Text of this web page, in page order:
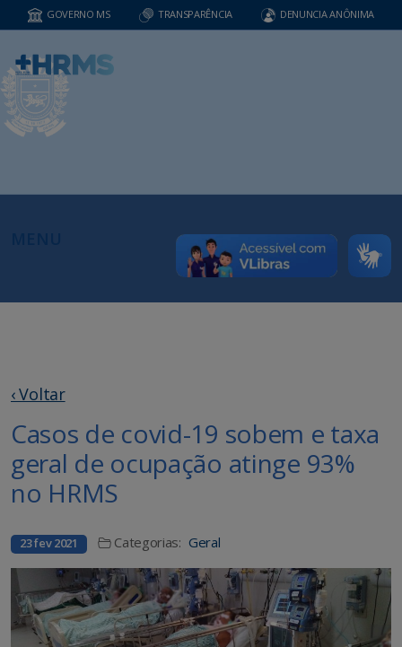
GOVERNO MS TRANSPARÊNCIA DENUNCIA ANÔNIMA
‹ Voltar
Casos de covid-19 sobem e taxa
geral de ocupação atinge 93%
no HRMS
23 fev 2021 Categorias: Geral